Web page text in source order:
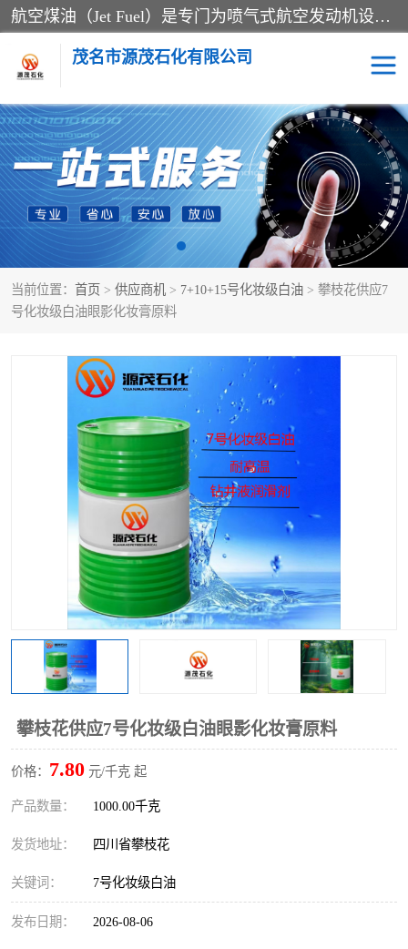
航空煤油（Jet Fuel）是专门为喷气式航空发动机设计的高纯度燃料，主要分为Jet A、Jet A-1和Jet B等类型。其特点是闪点高、低温流动性好，并添加了抗静电剂和抗氧化剂以确保飞行安全。航空煤油需
茂名市源茂石化有限公司
当前位置： 首页 > 供应商机 > 7+10+15号化妆级白油 > 攀枝花供应7
号化妆级白油眼影化妆膏原料
攀枝花供应7号化妆级白油眼影化妆膏原料
价格： 7.80 元/千克 起
产品数量： 1000.00千克
发货地址： 四川省攀枝花
关键词： 7号化妆级白油
发布日期： 2026-08-06
RP3航空煤油 D20+D30溶剂油
D40+D60溶剂油 D80+D100溶剂油
6号+120号溶剂油 260号溶剂油
异构烷烃 天然乳胶
26+32号化妆级白油 46+68号化妆级白油
2731溶剂油